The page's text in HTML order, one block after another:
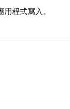
程式寫入。